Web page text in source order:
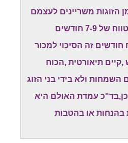
הזוגות משריינים לעצמם
את תאריך החתונה בטווח של 7-9 חודשים
זה הסיכוי למכור
תיאורטית ,הכוח
השמחות ולא בידי בני הזוג
עמדת האולם היא
או בהטבות